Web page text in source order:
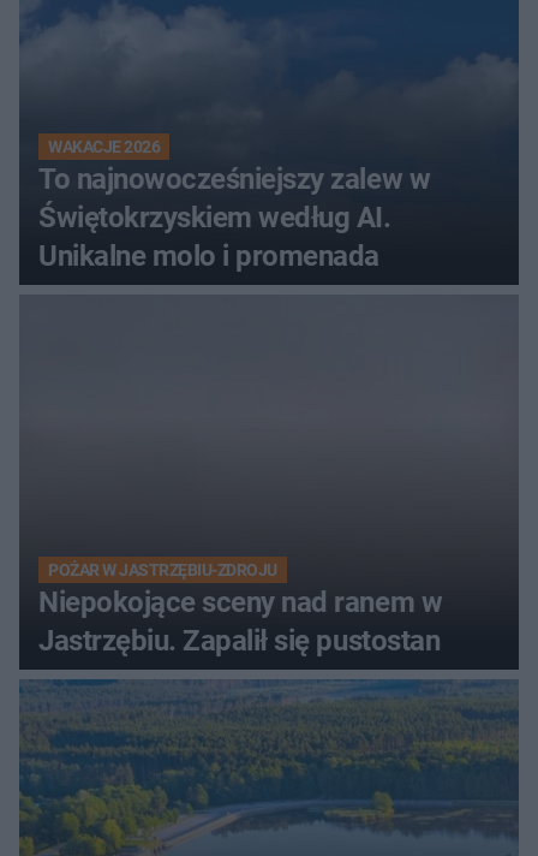
WAKACJE 2026
To najnowocześniejszy zalew w
Świętokrzyskiem według AI.
Unikalne molo i promenada
POŻAR W JASTRZĘBIU-ZDROJU
Niepokojące sceny nad ranem w
Jastrzębiu. Zapalił się pustostan